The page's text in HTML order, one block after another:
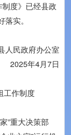
制度》已经县政
实。
人民政府办公室
2025年4月7日
工作制度
”重大决策部